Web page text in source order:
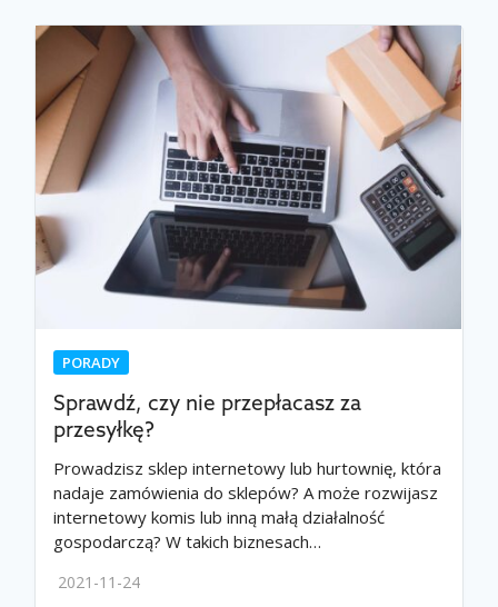
PORADY
Sprawdź, czy nie przepłacasz za
przesyłkę?
Prowadzisz sklep internetowy lub hurtownię, która
nadaje zamówienia do sklepów? A może rozwijasz
internetowy komis lub inną małą działalność
gospodarczą? W takich biznesach…
2021-11-24